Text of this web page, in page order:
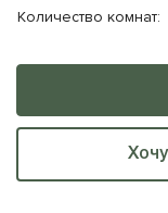
Количество комнат: